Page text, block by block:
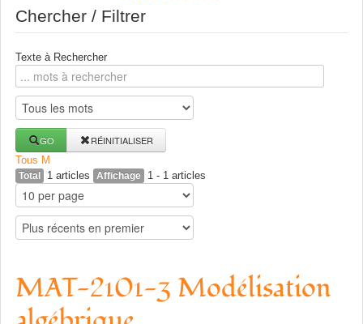
Chercher / Filtrer
Texte à Rechercher
GO RÉINITIALISER
Tous M
Total 1 articles Affichage 1 - 1 articles
MAT-2101-3 Modélisation